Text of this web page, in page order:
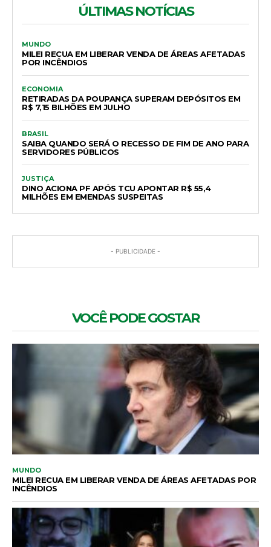
ÚLTIMAS NOTÍCIAS
MUNDO
MILEI RECUA EM LIBERAR VENDA DE ÁREAS AFETADAS
POR INCÊNDIOS
ECONOMIA
RETIRADAS DA POUPANÇA SUPERAM DEPÓSITOS EM
R$ 7,15 BILHÕES EM JULHO
BRASIL
SAIBA QUANDO SERÁ O RECESSO DE FIM DE ANO PARA
SERVIDORES PÚBLICOS
JUSTIÇA
DINO ACIONA PF APÓS TCU APONTAR R$ 55,4
MILHÕES EM EMENDAS SUSPEITAS
- PUBLICIDADE -
VOCÊ PODE GOSTAR
MUNDO
MILEI RECUA EM LIBERAR VENDA DE ÁREAS AFETADAS POR
INCÊNDIOS